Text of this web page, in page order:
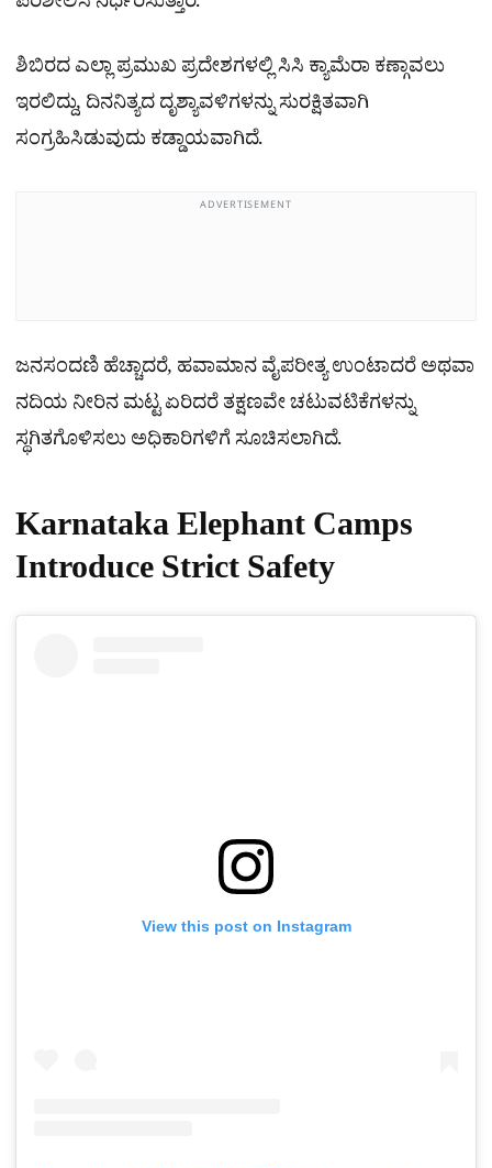
ಶಿಬಿರದ ಎಲ್ಲಾ ಪ್ರಮುಖ ಪ್ರದೇಶಗಳಲ್ಲಿ ಸಿಸಿ ಕ್ಯಾಮೆರಾ ಕಣ್ಗಾವಲು
ಇರಲಿದ್ದು, ದಿನನಿತ್ಯದ ದೃಶ್ಯಾವಳಿಗಳನ್ನು ಸುರಕ್ಷಿತವಾಗಿ
ಸಂಗ್ರಹಿಸಿಡುವುದು ಕಡ್ಡಾಯವಾಗಿದೆ.
ADVERTISEMENT
ಜನಸಂದಣಿ ಹೆಚ್ಚಾದರೆ, ಹವಾಮಾನ ವೈಪರೀತ್ಯ ಉಂಟಾದರೆ ಅಥವಾ
ನದಿಯ ನೀರಿನ ಮಟ್ಟ ಏರಿದರೆ ತಕ್ಷಣವೇ ಚಟುವಟಿಕೆಗಳನ್ನು
ಸ್ಥಗಿತಗೊಳಿಸಲು ಅಧಿಕಾರಿಗಳಿಗೆ ಸೂಚಿಸಲಾಗಿದೆ.
Karnataka Elephant Camps
Introduce Strict Safety
View this post on Instagram